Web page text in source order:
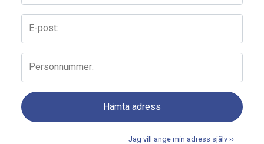
E-post:
Personnummer:
Hämta adress
Jag vill ange min adress själv ››